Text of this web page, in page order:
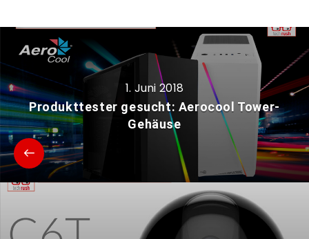
1. Juni 2018
Produkttester gesucht: Aerocool Tower-
Gehäuse